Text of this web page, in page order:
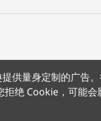
供量身定制的广告
绝 Cookie，可能会
号沪ICP备